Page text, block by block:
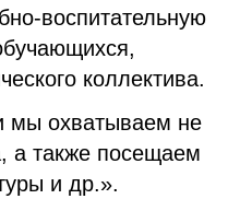
воспитательную
коллектива.
мы охватываем не
а также посещаем
и др.».